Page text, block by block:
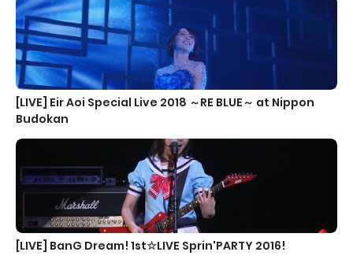
[LIVE] Eir Aoi Special Live 2018 ～RE BLUE～ at Nippon
Budokan
[LIVE] BanG Dream! 1st☆LIVE Sprin'PARTY 2016!